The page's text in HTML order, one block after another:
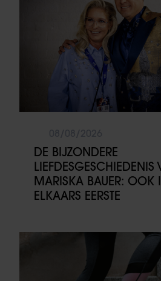
DE BIJZONDERE
LIEFDESGESCHIEDENIS
MARISKA BAUER: OOK
ELKAARS EERSTE